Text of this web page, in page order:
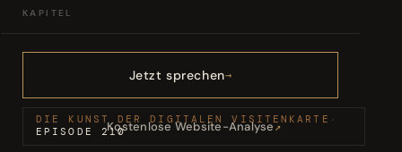
KAPITEL
01 Angebote
02 Bücher
Jetzt sprechen
Kostenlose Website-Analyse↗
DIE KUNST DER DIGITALEN VISITENKARTE ·
EPISODE 210